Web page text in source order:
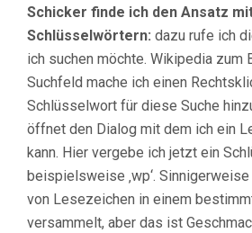
Schicker finde ich den Ansatz
Schlüsselwörtern: dazu rufe ich
ich suchen möchte. Wikipedia zum
Suchfeld mache ich einen
Schlüsselwort für diese Suche
öffnet den Dialog mit dem ich ein
kann. Hier vergebe ich jetzt ein
beispielsweise ‚wp‘.
von Lesezeichen in einem
versammelt, aber das ist